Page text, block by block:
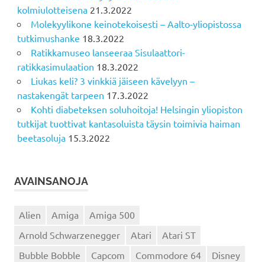
kolmiulotteisena 21.3.2022
Molekyylikone keinotekoisesti – Aalto-yliopistossa
tutkimushanke 18.3.2022
Ratikkamuseo lanseeraa Sisulaattori-
ratikkasimulaation 18.3.2022
Liukas keli? 3 vinkkiä jäiseen kävelyyn –
nastakengät tarpeen 17.3.2022
Kohti diabeteksen soluhoitoja! Helsingin yliopiston
tutkijat tuottivat kantasoluista täysin toimivia haiman
beetasoluja 15.3.2022
AVAINSANOJA
Alien Amiga
Amiga 500
Arnold Schwarzenegger
Atari
Atari ST
Bubble Bobble
Capcom Commodore 64
Disney